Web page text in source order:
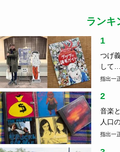
ランキ
1
つげ
して
指出一
2
音楽
人口
指出一